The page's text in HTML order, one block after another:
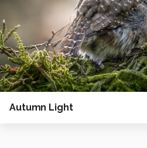
Autumn Light